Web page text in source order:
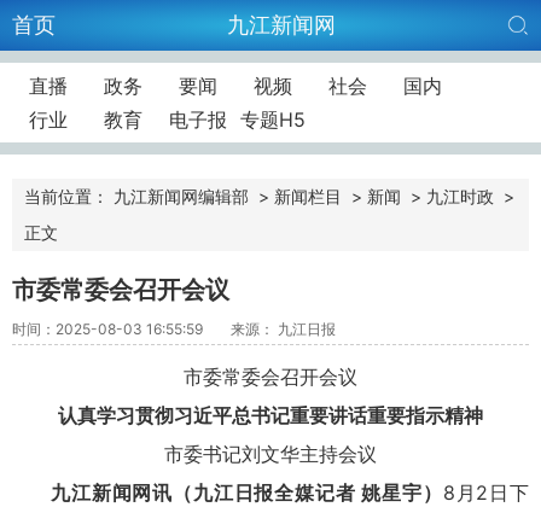
首页 九江新闻网
直播 政务 要闻 视频 社会
国内
行业
教育 电子报 专题H5
当前位置： 九江新闻网编辑部 > 新闻栏目 > 新闻 > 九江时政 >
正文
市委常委会召开会议
时间：2025-08-03 16:55:59 来源： 九江日报
市委常委会召开会议
认真学习贯彻习近平总书记重要讲话重要指示精神
市委书记刘文华主持会议
九江新闻网讯（九江日报全媒记者 姚星宇） 8月2日下